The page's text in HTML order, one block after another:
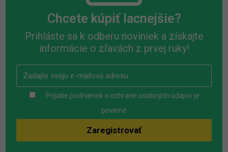
Chcete kúpiť lacnejšie?
Prihláste sa k odberu noviniek a získajte
informácie o zľavách z prvej ruky!
Prijatie podnienok o ochrane osobných údajov je
povinné